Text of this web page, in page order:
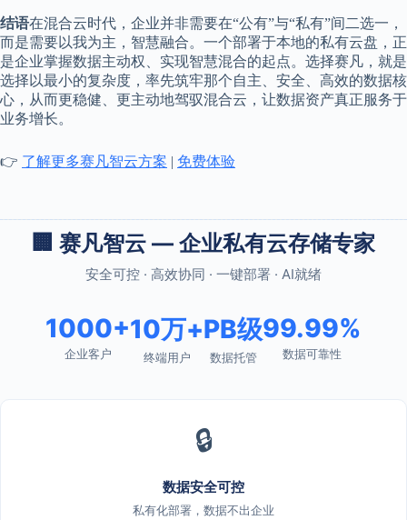
结语在混合云时代，企业并非需要在“公有”与“私有”间二选一，
而是需要以我为主，智慧融合。一个部署于本地的私有云盘，正
是企业掌握数据主动权、实现智慧混合的起点。选择赛凡，就是
选择以最小的复杂度，率先筑牢那个自主、安全、高效的数据核
心，从而更稳健、更主动地驾驭混合云，让数据资产真正服务于
业务增长。
👉 了解更多赛凡智云方案 | 免费体验
🏢 赛凡智云 — 企业私有云存储专家
安全可控 · 高效协同 · 一键部署 · AI就绪
1000+
企业客户
10万+
终端用户
PB级
数据托管
99.99%
数据可靠性
🔒
数据安全可控
私有化部署，数据不出企业